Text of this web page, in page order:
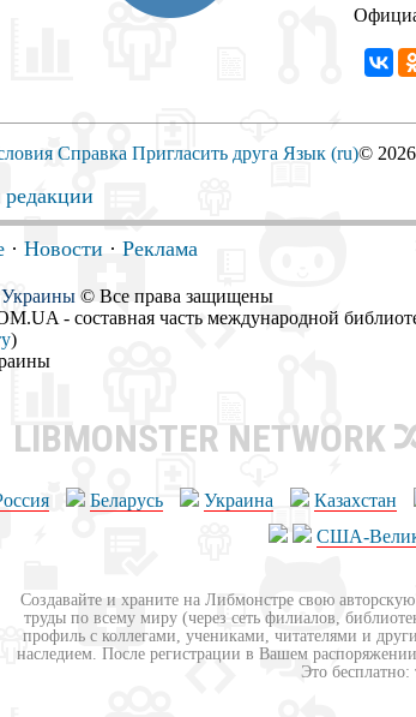
Справка Пригласить друга Язык (ru)© 2026
· Новости · Реклама
Украины © Все права защищены
- составная часть международной
)
LIBMONSTER NETWORK
Беларусь Украина Казахстан
США-
Создавайте и храните на Либмонстре свою
труды по всему миру (через сеть филиалов,
профиль с коллегами, учениками, читателями и
наследием. После регистрации в Вашем
Это бесплатно: